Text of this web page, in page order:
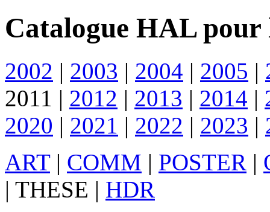
Catalogue HAL pour
2002 | 2003 | 2004 | 2005 |
2011 | 2012 | 2013 | 2014 |
2020 | 2021 | 2022 | 2023 |
ART| COMM | POSTER |
| THESE | HDR